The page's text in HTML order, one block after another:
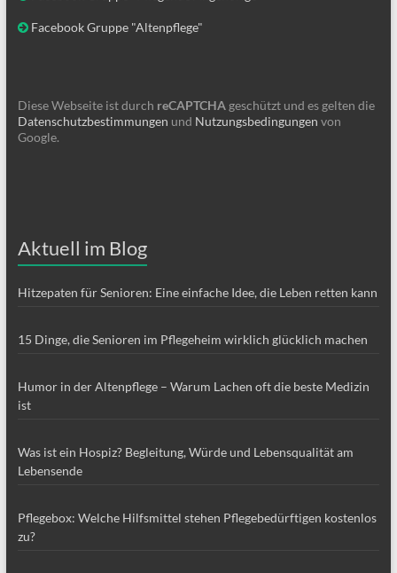
Facebook Gruppe "Altenpflege"
Diese Webseite ist durch reCAPTCHAgeschützt und es gelten die
Datenschutzbestimmungen und Nutzungsbedingungen von
Google.
Aktuell im Blog
Hitzepaten für Senioren: Eine einfache Idee, die Leben retten kann
15 Dinge, die Senioren im Pflegeheim wirklich glücklich machen
Humor in der Altenpflege – Warum Lachen oft die beste Medizin
ist
Was ist ein Hospiz? Begleitung, Würde und Lebensqualität am
Lebensende
Pflegebox: Welche Hilfsmittel stehen Pflegebedürftigen kostenlos
zu?